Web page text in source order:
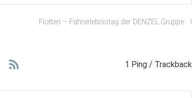
Flotten – Fahrerlebnistag der DENZEL Gruppe
1 Ping / Trackback